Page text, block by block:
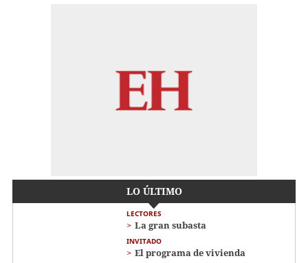
LO ÚLTIMO
LECTORES
La gran subasta
INVITADO
El programa de vivienda